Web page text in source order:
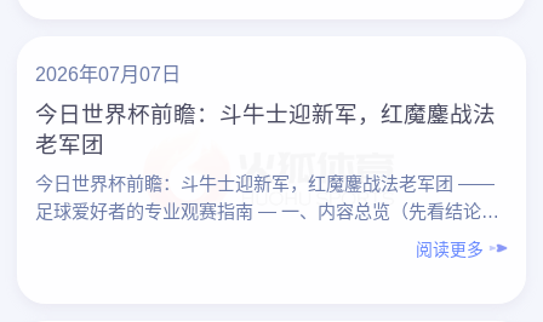
2026年07月07日
今日世界杯前瞻：斗牛士迎新军，红魔鏖战法
老军团
今日世界杯前瞻：斗牛士迎新军，红魔鏖战法老军团 ——
足球爱好者的专业观赛指南 — 一、内容总览（先看结论）
1. 今日两大焦点对决 – 斗牛士（西班牙） vs ……阅读更多